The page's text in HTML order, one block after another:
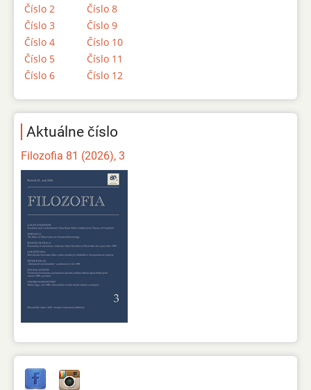
Číslo 2
Číslo 3
Číslo 4
Číslo 5
Číslo 6
Číslo 8
Číslo 9
Číslo 10
Číslo 11
Číslo 12
Aktuálne číslo
Filozofia 81 (2026), 3